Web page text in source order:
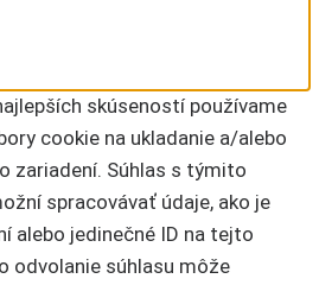
skúseností používame
cookie na ukladanie a/alebo
zariadení. Súhlas s týmito
spracovávať údaje, ako je
alebo jedinečné ID na tejto
odvolanie súhlasu môže